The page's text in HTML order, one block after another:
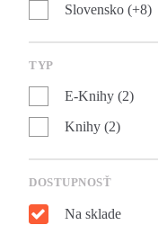
Slovensko (+8)
TYP
E-Knihy (2)
Knihy (2)
DOSTUPNOSŤ
Na sklade